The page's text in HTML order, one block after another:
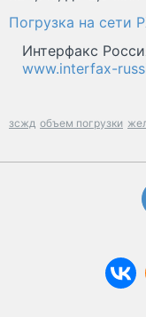
Погрузка на сети
Интерфакс
www.interfax-
зсжд объем погрузки